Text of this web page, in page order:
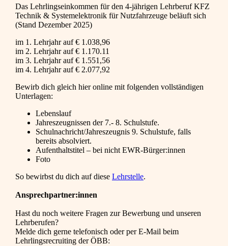
Das Lehrlingseinkommen für den 4-jährigen Lehrberuf KFZ
Technik & Systemelektronik für Nutzfahrzeuge beläuft sich
(Stand Dezember 2025)
im 1. Lehrjahr auf € 1.038,96
im 2. Lehrjahr auf € 1.170.11
im 3. Lehrjahr auf € 1.551,56
im 4. Lehrjahr auf € 2.077,92
Bewirb dich gleich hier online mit folgenden vollständigen
Unterlagen:
Lebenslauf
Jahreszeugnissen der 7.- 8. Schulstufe.
Schulnachricht/Jahreszeugnis 9. Schulstufe, falls
bereits absolviert.
Aufenthaltstitel – bei nicht EWR-Bürger:innen
Foto
So bewirbst du dich auf diese Lehrstelle.
Ansprechpartner:innen
Hast du noch weitere Fragen zur Bewerbung und unseren
Lehrberufen?
Melde dich gerne telefonisch oder per E-Mail beim
Lehrlingsrecruiting der ÖBB: